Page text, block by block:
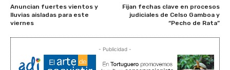
Anuncian fuertes vientos y
lluvias aisladas para este
viernes
Fijan fechas clave en procesos
judiciales de Celso Gamboa y
“Pecho de Rata”
- Publicidad -